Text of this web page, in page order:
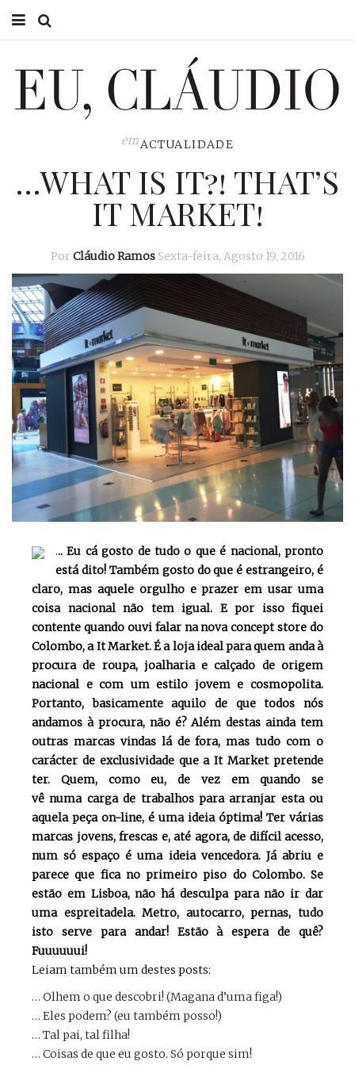
EU CLÁUDIO
EU NA TV
emACTUALIDADE
…WHAT IS IT?! THAT’S
IT MARKET!
Por Cláudio Ramos Sexta-feira, Agosto 19, 2016
... Eu cá gosto de tudo o que é nacional, pronto
está dito! Também gosto do que é estrangeiro, é
claro, mas aquele orgulho e prazer em usar uma
coisa nacional não tem igual. E por isso fiquei
contente quando ouvi falar na nova concept store do
Colombo, a It Market. É a loja ideal para quem anda à
procura de roupa, joalharia e calçado de origem
nacional e com um estilo jovem e cosmopolita.
Portanto, basicamente aquilo de que todos nós
andamos à procura, não é? Além destas ainda tem
outras marcas vindas lá de fora, mas tudo com o
carácter de exclusividade que a It Market pretende
ter. Quem, como eu, de vez em quando se
vê numa carga de trabalhos para arranjar esta ou
aquela peça on-line, é uma ideia óptima! Ter várias
marcas jovens, frescas e, até agora, de difícil acesso,
num só espaço é uma ideia vencedora. Já abriu e
parece que fica no primeiro piso do Colombo. Se
estão em Lisboa, não há desculpa para não ir dar
uma espreitadela. Metro, autocarro, pernas, tudo
isto serve para andar! Estão à espera de quê?
Fuuuuuui!
Leiam também um destes posts:
… Olhem o que descobri! (Magana d’uma figa!)
… Eles podem? (eu também posso!)
… Tal pai, tal filha!
… Coisas de que eu gosto. Só porque sim!